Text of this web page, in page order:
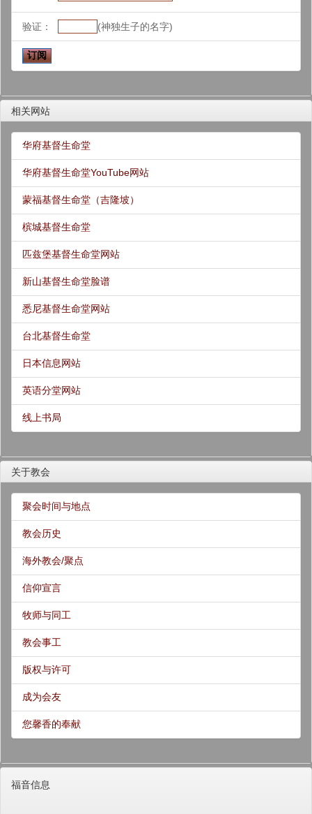
验证： (神独生子的名字)
相关网站
华府基督生命堂
华府基督生命堂YouTube网站
蒙福基督生命堂（吉隆坡）
槟城基督生命堂
匹兹堡基督生命堂网站
新山基督生命堂脸谱
悉尼基督生命堂网站
台北基督生命堂
日本信息网站
英语分堂网站
线上书局
关于教会
聚会时间与地点
教会历史
海外教会/聚点
信仰宣言
牧师与同工
教会事工
版权与许可
成为会友
您馨香的奉献
福音信息